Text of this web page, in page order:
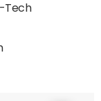
Tech